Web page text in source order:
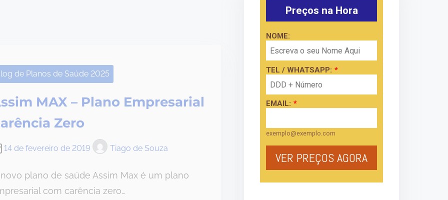
de Planos de Saúde 2025
MAX – Plano Empresarial
Zero
14 de fevereiro de 2019 Tiago de Souza
plano de saúde Assim Max é um plano
com carência zero…